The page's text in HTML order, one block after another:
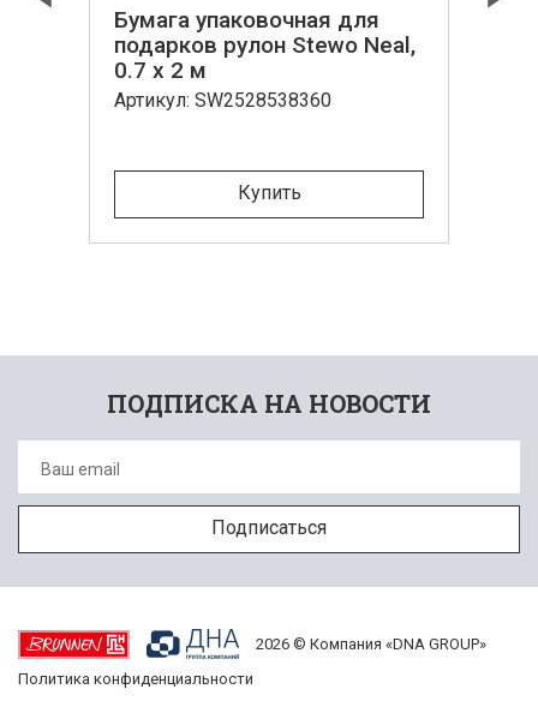
Бумага упаковочная для
подарков рулон Stewo Neal,
0.7 x 2 м
Артикул: SW2528538360
Купить
ПОДПИСКА НА НОВОСТИ
2026 © Компания «DNA GROUP»
Политика конфиденциальности